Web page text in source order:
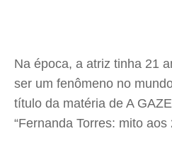
Na época, a atriz tinha 21
ser um fenômeno no
título da matéria de A
“Fernanda Torres: mito aos